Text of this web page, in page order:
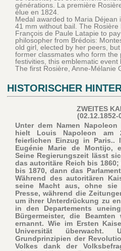
générations. La première
élue en 1824.
Medal awarded to Maria
41 mm without bail. The
François de Paule Latapie to
philosopher from Brédois:
old girl, elected by her peers,
former classmates who form
festivities, this emblematic event
The first Rosière, Anne-Mélanie
HISTORISCHER
ZWEITES
(02.12.1852-
Unter dem Namen
hielt Louis Napoleon am
feierlichen Einzug in Paris..
Eugénie Marie de Montijo,
Seine Regierungszeit lässt
das autoritäre Reich bis
bis 1870, dann das
Während des autoritären
seine Macht aus, ohne
Presse, während die
um ihrer Unterdrückung zu
in den Departements
Bürgermeister, die
ernannt. Wie im Ersten
Universität überwacht.
Grundprinzipien der
Volkes dank der